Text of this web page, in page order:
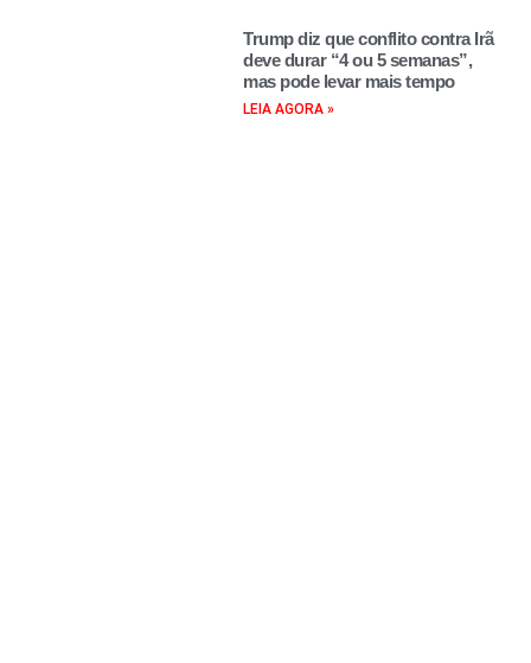
Trump diz que conflito contra Irã
deve durar “4 ou 5 semanas”,
mas pode levar mais tempo
LEIA AGORA »